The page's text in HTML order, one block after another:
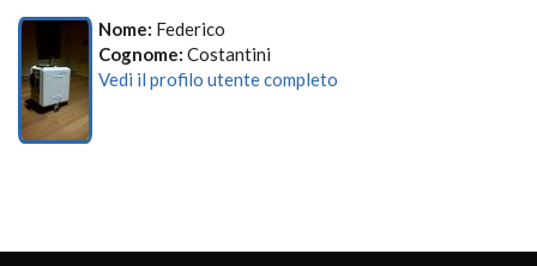
Nome: Federico
Cognome: Costantini
Vedi il profilo utente completo